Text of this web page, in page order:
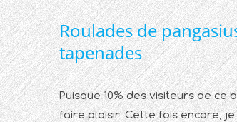
Roulades de
tapenades
Puisque 10% des visiteurs de
faire plaisir. Cette fois encore, je